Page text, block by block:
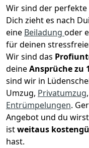
Wir sind der
Dich zieht es nach
eine Beiladung oder
für deinen
Wir sind das
deineAnsprüche zu
sind wir in
Umzug, Privatumzug,
Entrümpelungen.
Angebot und du
istweitaus
hast.